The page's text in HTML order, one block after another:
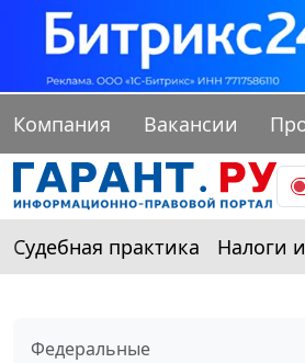
Компания Вакансии
Судебная практика Налоги
Федеральные